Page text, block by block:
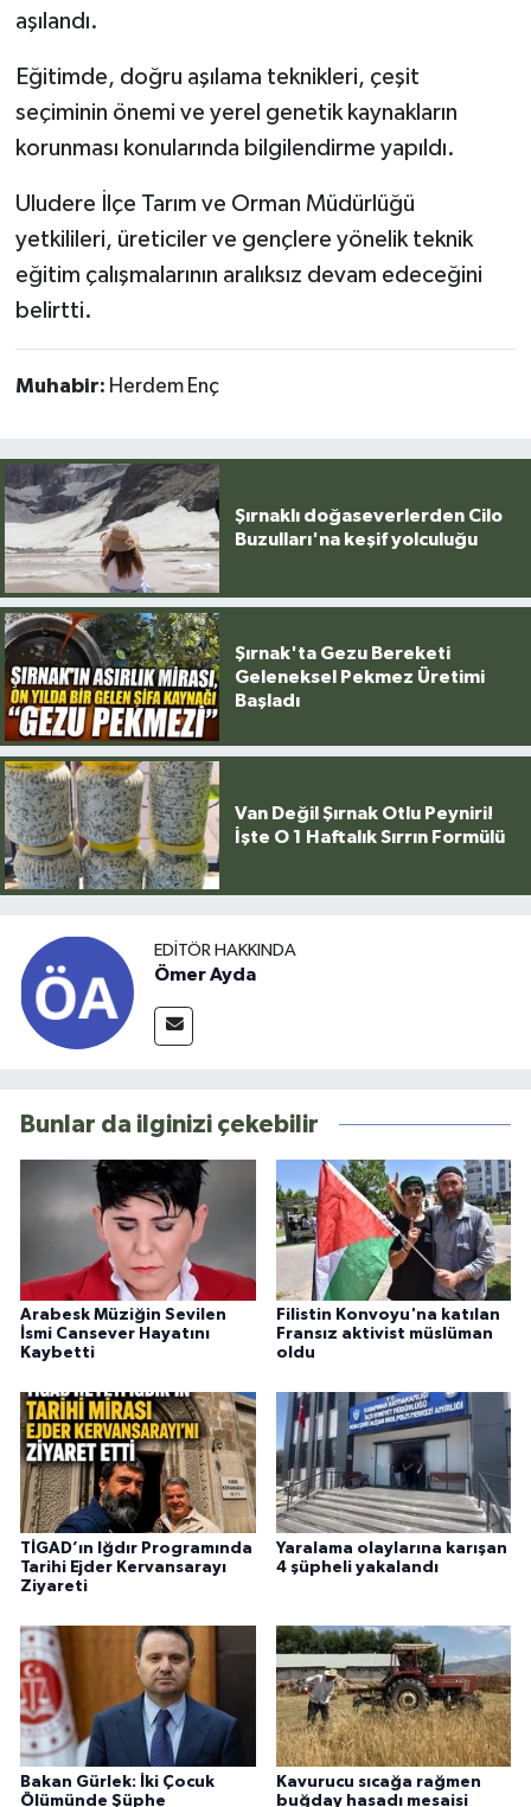
aşılandı.
Eğitimde, doğru aşılama teknikleri, çeşit
seçiminin önemi ve yerel genetik kaynakların
korunması konularında bilgilendirme yapıldı.
Uludere İlçe Tarım ve Orman Müdürlüğü
yetkilileri, üreticiler ve gençlere yönelik teknik
eğitim çalışmalarının aralıksız devam edeceğini
belirtti.
Muhabir: Herdem Enç
Şırnaklı doğaseverlerden Cilo
Buzulları'na keşif yolculuğu
Şırnak'ta Gezu Bereketi
Geleneksel Pekmez Üretimi
Başladı
Van Değil Şırnak Otlu Peyniri!
İşte O 1 Haftalık Sırrın Formülü
EDITÖR HAKKINDA
Ömer Ayda
Bunlar da ilginizi çekebilir
Arabesk Müziğin Sevilen
İsmi Cansever Hayatını
Kaybetti
Filistin Konvoyu'na katılan
Fransız aktivist müslüman
oldu
TİGAD’ın Iğdır Programında
Tarihi Ejder Kervansarayı
Ziyareti
Yaralama olaylarına karışan
4 şüpheli yakalandı
Bakan Gürlek: İki Çocuk
Ölümünde Şüphe
Kavurucu sıcağa rağmen
buğday hasadı mesaisi